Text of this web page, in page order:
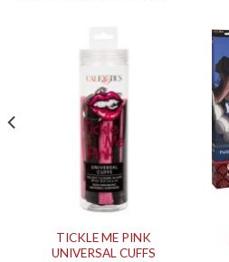
TICKLE ME PINK
UNIVERSAL CUFFS